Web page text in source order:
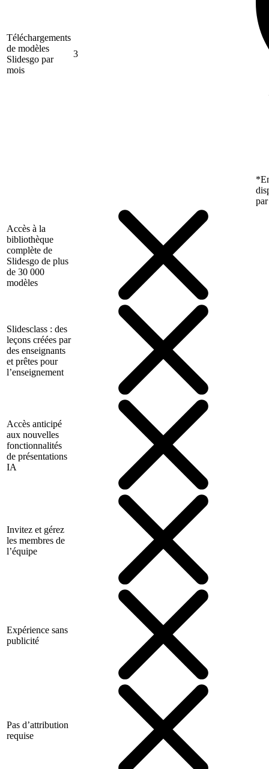
Téléchargements
de modèles
Slidesgo par
mois
3
Accès à la
bibliothèque
complète de
Slidesgo de plus
de 30 000
modèles
Slidesclass : des
leçons créées par
des enseignants
et prêtes pour
l’enseignement
Accès anticipé
aux nouvelles
fonctionnalités
de présentations
IA
Invitez et gérez
les membres de
l’équipe
Expérience sans
publicité
Pas d’attribution
requise